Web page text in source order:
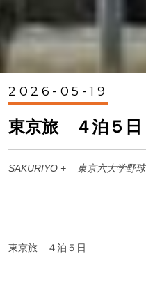
2026-05-19
東京旅 ４泊５日
SAKURIYO + 東京六大学野球
東京旅 ４泊５日